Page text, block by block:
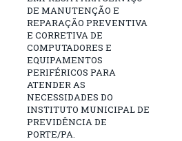
DE MANUTENÇÃO E
REPARAÇÃO PREVENTIVA
E CORRETIVA DE
COMPUTADORES E
EQUIPAMENTOS
PERIFÉRICOS PARA
ATENDER AS
NECESSIDADES DO
INSTITUTO MUNICIPAL DE
PREVIDÊNCIA DE
PORTE/PA.